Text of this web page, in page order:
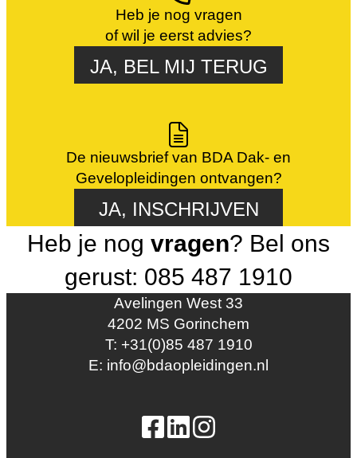
Heb je nog vragen
of wil je eerst advies?
JA, BEL MIJ TERUG
De nieuwsbrief van BDA Dak- en
Gevelopleidingen ontvangen?
JA, INSCHRIJVEN
Heb je nog vragen? Bel ons
gerust: 085 487 1910
Avelingen West 33
4202 MS Gorinchem
T: +31(0)85 487 1910
E: info@bdaopleidingen.nl